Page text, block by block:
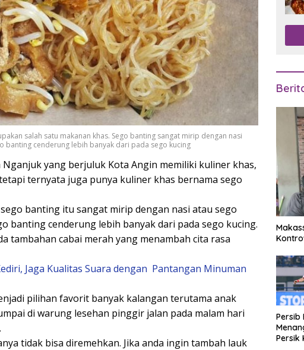
salah satu makanan khas. Sego banting sangat mirip dengan nasi
banting cenderung lebih banyak dari pada sego kucing
yang berjuluk Kota Angin memiliki kuliner khas,
ternyata juga punya kuliner khas bernama sego
banting itu sangat mirip dengan nasi atau sego
banting cenderung lebih banyak dari pada sego kucing.
tambahan cabai merah yang menambah cita rasa
Jaga Kualitas Suara dengan Pantangan Minuman
pilihan favorit banyak kalangan terutama anak
di warung lesehan pinggir jalan pada malam hari
tidak bisa diremehkan. Jika anda ingin tambah lauk
Persib
Persik